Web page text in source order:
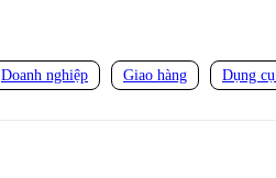
Doanh nghiệp Giao hàng Dụng